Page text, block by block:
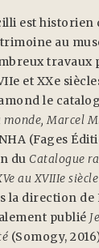
est historien
au
travaux
et XXe
le
monde, Marcel
(Fages
du Catalogue
au XVIIIe
la direction
publié
(Somogy,